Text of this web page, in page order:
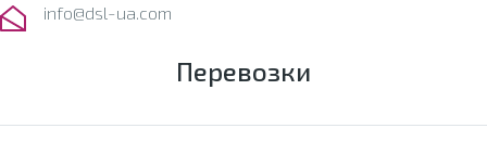
info@dsl-ua.com
Перевозки